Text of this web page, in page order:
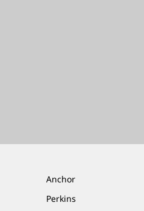
Anchor
Perkins